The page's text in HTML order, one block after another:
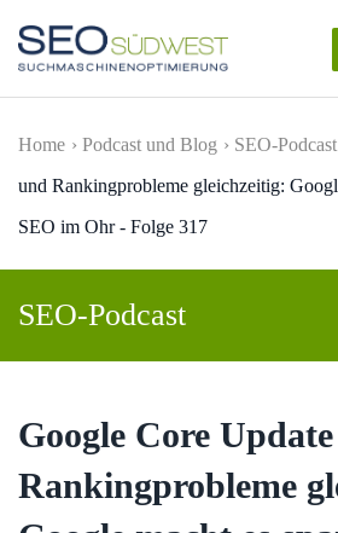
Skip to main content
Home Podcast und Blog SEO-Podcast
und Rankingprobleme gleichzeitig:
SEO im Ohr - Folge 317
SEO-Podcast
Google Core
Rankingprobleme